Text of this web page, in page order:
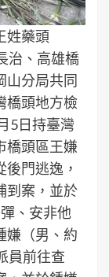
姓藥頭
治、高雄橋
山分局共同
橋頭地方檢
5日持臺灣
橋頭區王嫌
門逃逸，
到案，並於
、安非他
嫌（男、約
員前往查